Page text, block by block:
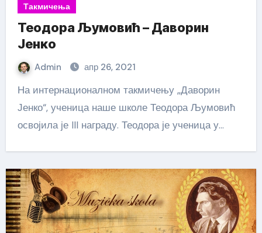
Такмичења
Теодора Љумовић – Даворин
Јенко
Admin апр 26, 2021
На интернационалном такмичењу „Даворин
Јенко“, ученица наше школе Теодора Љумовић
освојила је III награду. Теодора је ученица у…